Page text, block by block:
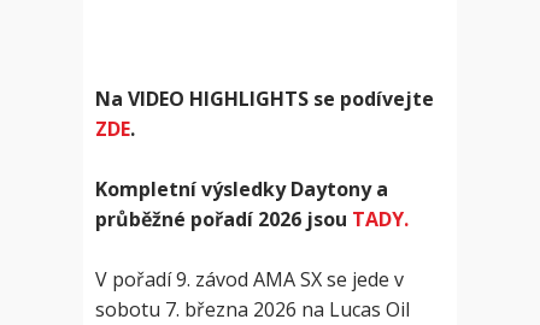
Na VIDEO HIGHLIGHTS se podívejte
ZDE.
Kompletní výsledky Daytony a
průběžné pořadí 2026 jsou TADY.
V pořadí 9. závod AMA SX se jede v
sobotu 7. března 2026 na Lucas Oil